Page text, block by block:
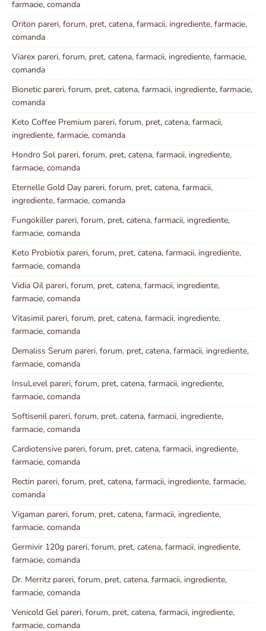
farmacie, comanda
Oriton pareri, forum, pret, catena, farmacii, ingrediente, farmacie,
comanda
Viarex pareri, forum, pret, catena, farmacii, ingrediente, farmacie,
comanda
Bionetic pareri, forum, pret, catena, farmacii, ingrediente, farmacie,
comanda
Keto Coffee Premium pareri, forum, pret, catena, farmacii,
ingrediente, farmacie, comanda
Hondro Sol pareri, forum, pret, catena, farmacii, ingrediente,
farmacie, comanda
Eternelle Gold Day pareri, forum, pret, catena, farmacii,
ingrediente, farmacie, comanda
Fungokiller pareri, forum, pret, catena, farmacii, ingrediente,
farmacie, comanda
Keto Probiotix pareri, forum, pret, catena, farmacii, ingrediente,
farmacie, comanda
Vidia Oil pareri, forum, pret, catena, farmacii, ingrediente,
farmacie, comanda
Vitasimil pareri, forum, pret, catena, farmacii, ingrediente,
farmacie, comanda
Demaliss Serum pareri, forum, pret, catena, farmacii, ingrediente,
farmacie, comanda
InsuLevel pareri, forum, pret, catena, farmacii, ingrediente,
farmacie, comanda
Softisenil pareri, forum, pret, catena, farmacii, ingrediente,
farmacie, comanda
Cardiotensive pareri, forum, pret, catena, farmacii, ingrediente,
farmacie, comanda
Rectin pareri, forum, pret, catena, farmacii, ingrediente, farmacie,
comanda
Vigaman pareri, forum, pret, catena, farmacii, ingrediente,
farmacie, comanda
Germivir 120g pareri, forum, pret, catena, farmacii, ingrediente,
farmacie, comanda
Dr. Merritz pareri, forum, pret, catena, farmacii, ingrediente,
farmacie, comanda
Venicold Gel pareri, forum, pret, catena, farmacii, ingrediente,
farmacie, comanda